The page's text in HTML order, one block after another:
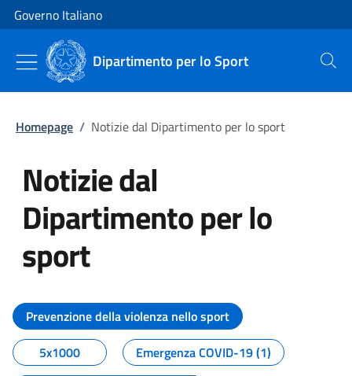
Vai al contenuto
Vai alla navigazione del sito
Governo Italiano
Dipartimento per lo Sport Cerca
Homepage / Notizie dal Dipartimento per lo sport
Notizie dal
Dipartimento per lo
sport
Tutti i contenuti della pagina
Prevenzione della violenza nello sport
5x1000
Emergenza COVID-19 (1)